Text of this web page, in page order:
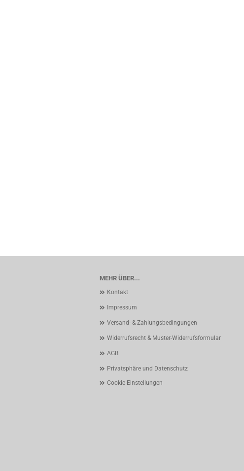
MEHR ÜBER...
Kontakt
Impressum
Versand- & Zahlungsbedingungen
Widerrufsrecht & Muster-Widerrufsformular
AGB
Privatsphäre und Datenschutz
Cookie Einstellungen